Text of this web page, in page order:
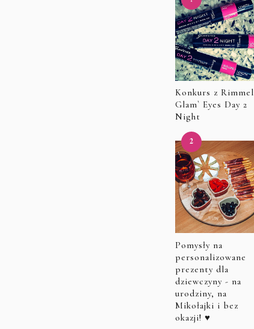
Konkurs z Rimmel
Glam` Eyes Day 2
Night
Pomysły na
personalizowane
prezenty dla
dziewczyny - na
urodziny, na
Mikołajki i bez
okazji! ♥